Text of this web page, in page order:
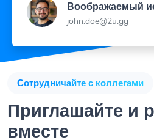
john.doe@2u.gg
Приглашайте и
вместе